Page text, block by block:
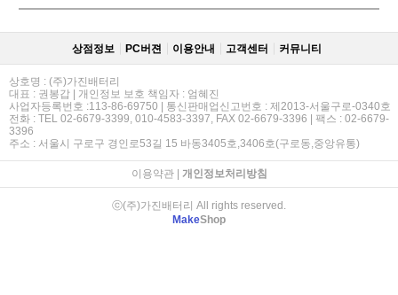
상점정보 PC버젼 이용안내 고객센터 커뮤니티
상호명 : (주)가진배터리
대표 : 권봉갑 | 개인정보 보호 책임자 : 엄혜진
사업자등록번호 :113-86-69750 | 통신판매업신고번호 : 제2013-서울구로-0340호
전화 : TEL 02-6679-3399, 010-4583-3397, FAX 02-6679-3396 | 팩스 : 02-6679-
3396
주소 : 서울시 구로구 경인로53길 15 바동3405호,3406호(구로동,중앙유통)
이용약관| 개인정보처리방침
ⓒ(주)가진배터리 All rights reserved.
MakeShop